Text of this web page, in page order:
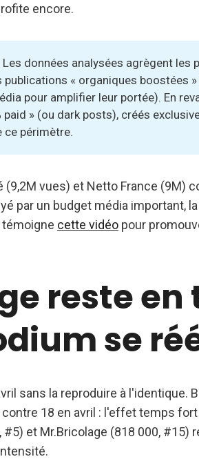
encore.
Les données analysées agrègent les
« organiques boostées
pour amplifier leur portée). En
» (ou dark posts), créés
ce périmètre.
(9,2M vues) et Netto France (9M)
par un budget média important,
cette vidéo pour
reste en
se
sans la reproduire à l'identique.
18 en avril : l'effet temps
et Mr.Bricolage (818 000, #15)